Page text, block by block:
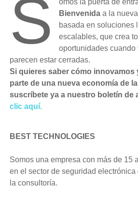
S
Bienvenida a la
basada en soluciones
escalables, que crea
oportunidades cuando
parecen estar cerradas.
Si quieres saber cómo innovamos
parte de una nueva economía de
suscríbete ya a nuestro boletín de
clic aquí.
BEST TECHNOLOGIES
Somos una empresa con más de 15
en el sector de seguridad
la consultoría.